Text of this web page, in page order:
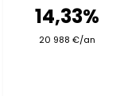
14,33%
20 988 €/an